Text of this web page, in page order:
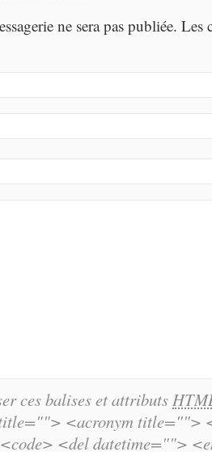
ne sera pas publiée.
ces balises et attributs
<acronym title="">
<del datetime="">